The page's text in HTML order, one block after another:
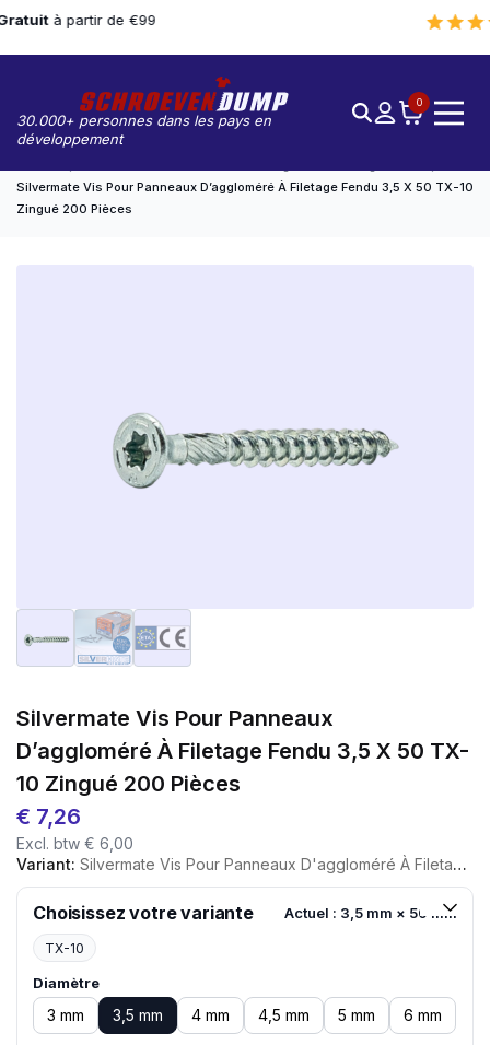
30.000+ personnes dans les pays en
développement
0
Silvermate Vis Pour Panneaux D’aggloméré À Filetage Fendu 3,5 X 50 TX-10
Zingué 200 Pièces
Silvermate Vis Pour Panneaux
D’aggloméré À Filetage Fendu 3,5 X 50 TX-
10 Zingué 200 Pièces
€ 7,26
Excl. btw € 6,00
Variant: Silvermate Vis Pour Panneaux D'aggloméré À Filetage Fendu 3,5 X 50 TX-10 Zingué 200 Pièces
Choisissez votre variante Actuel : 3,5 mm × 50 mm
TX-10
Diamètre
3 mm 3,5 mm 4 mm 4,5 mm 5 mm 6 mm